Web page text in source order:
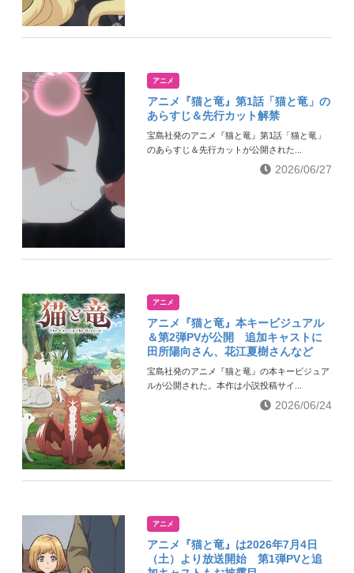
アニメ
アニメ『猫と竜』第1話「猫と竜」の
あらすじ＆先行カット解禁
宝島社発のアニメ『猫と竜』第1話「猫と竜」
のあらすじ＆先行カットが公開された...
2026/06/27
アニメ
アニメ『猫と竜』本キービジュアル
＆第2弾PVが公開 追加キャストに
田所陽向さん、花江夏樹さんなど
宝島社発のアニメ『猫と竜』の本キービジュア
ルが公開された。本作は小説投稿サイ...
2026/06/24
アニメ
アニメ『猫と竜』は2026年7月4日
（土）より放送開始 第1弾PVと追